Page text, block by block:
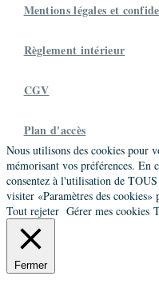
Mentions légales et
Règlement intérieur
CGV
Plan d'accès
Nous utilisons des cookies pour
mémorisant vos préférences. En
consentez à l'utilisation de
visiter «Paramètres des
Tout rejeter Gérer mes cookies
Fermer